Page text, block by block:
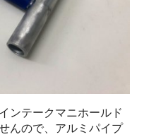
ンテークマニホールド
んので、アルミパイプ